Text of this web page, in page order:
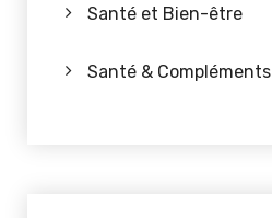
Santé et Bien-être
Santé & Compléments